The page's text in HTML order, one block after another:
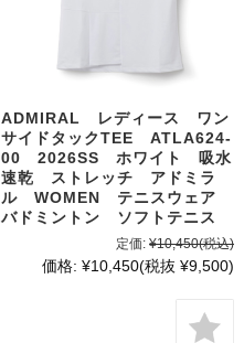
ADMIRAL レディース ワン
サイドタックTEE ATLA624-
00 2026SS ホワイト 吸水
速乾 ストレッチ アドミラ
ル WOMEN テニスウェア
バドミントン ソフトテニス
定価: ¥10,450(税込)
価格: ¥10,450(税抜 ¥9,500)